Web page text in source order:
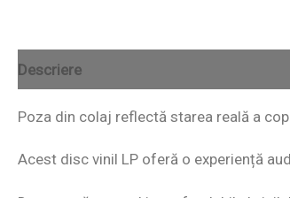
Descriere
Poza din colaj reflectă starea reală a
Acest disc vinil LP oferă o experiență